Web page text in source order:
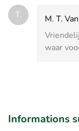
T.
M. T.
waar
Informations